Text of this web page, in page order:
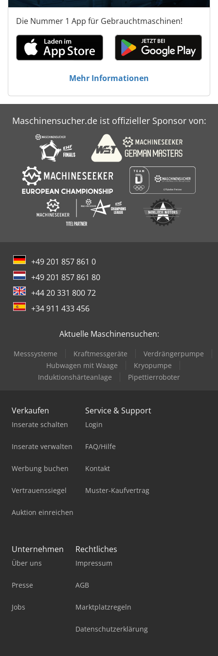
Maschinenbau, Uhren. Dsdpoyxn H Nsfx Agxjkr
Die Nummer 1 App für Gebrauchtmaschinen!
Mehr Informationen
Maschinensucher.de ist offizieller Sponsor von:
+49 201 857 861 0
+49 201 857 861 80
+44 20 331 800 72
+34 911 433 456
Aktuelle Maschinensuchen:
Messsysteme Kraftmessgeräte
Verdrängerpumpe
Hubwagen mit Waage
Kryopumpe
Induktionshärteanlage
Pipettierroboter
Verkaufen
Inserate schalten
Inserate verwalten
Werbung buchen
Vertrauenssiegel
Auktion einreichen
Service & Support
Login
FAQ/Hilfe
Kontakt
Muster-Kaufvertrag
Unternehmen
Über uns
Presse
Jobs
Rechtliches
Impressum
AGB
Marktplatzregeln
Datenschutzerklärung